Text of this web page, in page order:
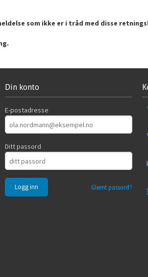
som ikke er i tråd med disse
Din konto
E-postadresse
Ditt passord
Glemt passord?